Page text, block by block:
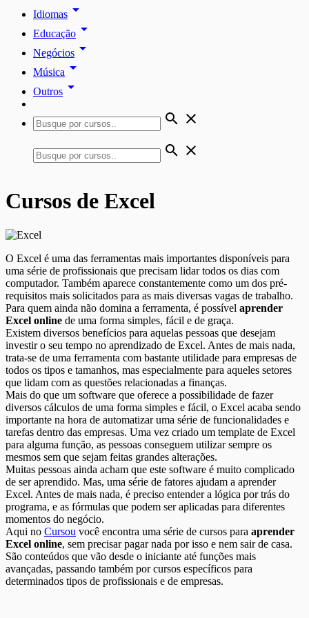
Idiomas arrow_drop_down
Educação arrow_drop_down
Negócios arrow_drop_down
Música arrow_drop_down
Outros arrow_drop_down
search close
search close
Cursos de Excel
O Excel é uma das ferramentas mais importantes disponíveis para
uma série de profissionais que precisam lidar todos os dias com
computador. Também aparece constantemente como um dos pré-
requisitos mais solicitados para as mais diversas vagas de trabalho.
Para quem ainda não domina a ferramenta, é possível aprender
Excel online de uma forma simples, fácil e de graça.
Existem diversos benefícios para aquelas pessoas que desejam
investir o seu tempo no aprendizado de Excel. Antes de mais nada,
trata-se de uma ferramenta com bastante utilidade para empresas de
todos os tipos e tamanhos, mas especialmente para aqueles setores
que lidam com as questões relacionadas a finanças.
Mais do que um software que oferece a possibilidade de fazer
diversos cálculos de uma forma simples e fácil, o Excel acaba sendo
importante na hora de automatizar uma série de funcionalidades e
tarefas dentro das empresas. Uma vez criado um template de Excel
para alguma função, as pessoas conseguem utilizar sempre os
mesmos sem que sejam feitas grandes alterações.
Muitas pessoas ainda acham que este software é muito complicado
de ser aprendido. Mas, uma série de fatores ajudam a aprender
Excel. Antes de mais nada, é preciso entender a lógica por trás do
programa, e as fórmulas que podem ser aplicadas para diferentes
momentos do negócio.
Aqui no Cursou você encontra uma série de cursos para aprender
Excel online, sem precisar pagar nada por isso e nem sair de casa.
São conteúdos que vão desde o iniciante até funções mais
avançadas, passando também por cursos específicos para
determinados tipos de profissionais e de empresas.